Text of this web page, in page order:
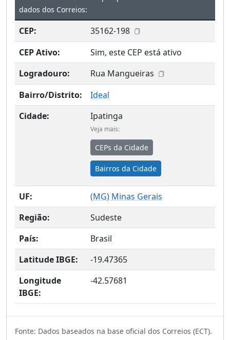
dados dos Correios:
CEP:
35162-198
CEP Ativo:
Sim, este CEP está ativo
Logradouro:
Rua Mangueiras
Bairro/Distrito:
Ideal
Cidade:
Ipatinga
Veja mais:
CEPs da Cidade
Bairros da Cidade
UF: (MG) Minas Gerais
Região:
Sudeste
País:
Brasil
Latitude IBGE:
-19.47365
Longitude
IBGE:
-42.57681
Fonte: Dados baseados na base oficial dos Correios (ECT).